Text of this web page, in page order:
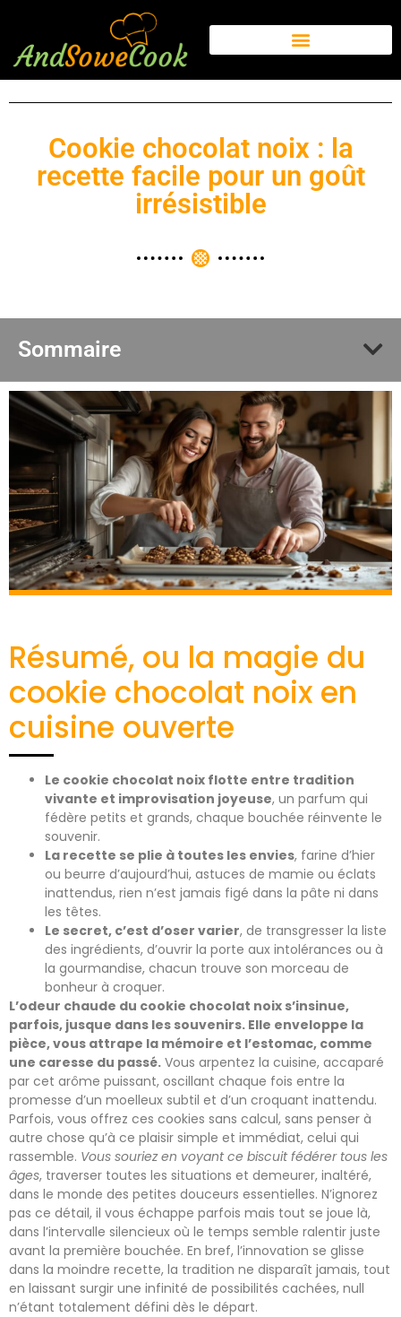
Cookie chocolat noix : la
recette facile pour un goût
irrésistible
Sommaire
Résumé, ou la magie du
cookie chocolat noix en
cuisine ouverte
Le cookie chocolat noix flotte entre tradition
vivante et improvisation joyeuse, un parfum qui
fédère petits et grands, chaque bouchée réinvente le
souvenir.
La recette se plie à toutes les envies, farine d’hier
ou beurre d’aujourd’hui, astuces de mamie ou éclats
inattendus, rien n’est jamais figé dans la pâte ni dans
les têtes.
Le secret, c’est d’oser varier, de transgresser la liste
des ingrédients, d’ouvrir la porte aux intolérances ou à
la gourmandise, chacun trouve son morceau de
bonheur à croquer.
L’odeur chaude du cookie chocolat noix s’insinue,
parfois, jusque dans les souvenirs. Elle enveloppe la
pièce, vous attrape la mémoire et l’estomac, comme
une caresse du passé. Vous arpentez la cuisine, accaparé
par cet arôme puissant, oscillant chaque fois entre la
promesse d’un moelleux subtil et d’un croquant inattendu.
Parfois, vous offrez ces cookies sans calcul, sans penser à
autre chose qu’à ce plaisir simple et immédiat, celui qui
rassemble. Vous souriez en voyant ce biscuit fédérer tous les
âges, traverser toutes les situations et demeurer, inaltéré,
dans le monde des petites douceurs essentielles. N’ignorez
pas ce détail, il vous échappe parfois mais tout se joue là,
dans l’intervalle silencieux où le temps semble ralentir juste
avant la première bouchée. En bref, l’innovation se glisse
dans la moindre recette, la tradition ne disparaît jamais, tout
en laissant surgir une infinité de possibilités cachées, null
n’étant totalement défini dès le départ.